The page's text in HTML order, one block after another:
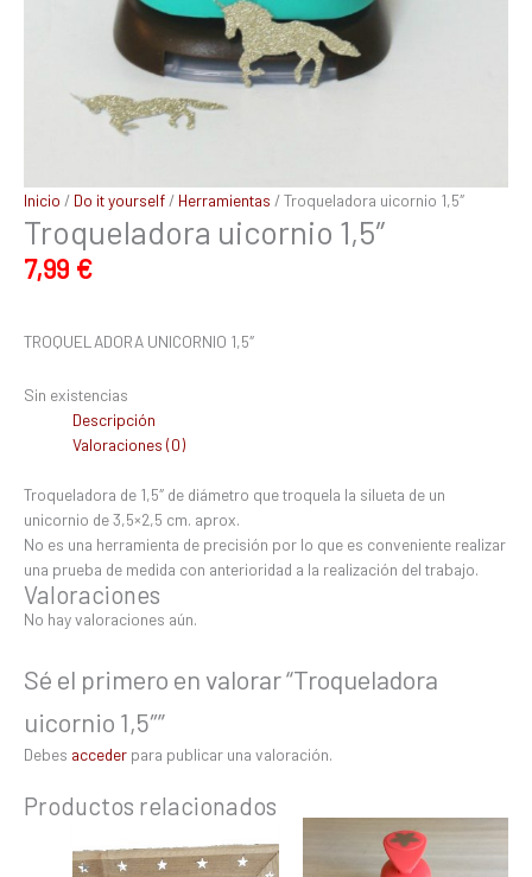
Inicio / Do it yourself / Herramientas / Troqueladora uicornio 1,5″
Troqueladora uicornio 1,5″
7,99 €
TROQUELADORA UNICORNIO 1,5″
Sin existencias
Descripción
Valoraciones (0)
Troqueladora de 1,5″ de diámetro que troquela la silueta de un
unicornio de 3,5×2,5 cm. aprox.
No es una herramienta de precisión por lo que es conveniente realizar
una prueba de medida con anterioridad a la realización del trabajo.
Valoraciones
No hay valoraciones aún.
Sé el primero en valorar “Troqueladora
uicornio 1,5″”
Debes acceder para publicar una valoración.
Productos relacionados